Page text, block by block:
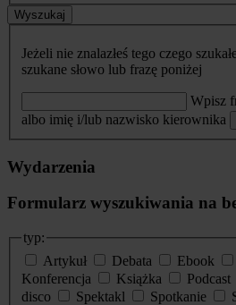
Wyszukaj
Jeżeli nie znalazłeś tego czego
szukane słowo lub frazę poniżej
Wpisz
albo imię i/lub nazwisko kierownika
Wydarzenia
Formularz wyszukiwania na
typ:
Artykuł
Debata Ebook
Konferencja
Książka Podcast
disco
Spektakl Spotkanie